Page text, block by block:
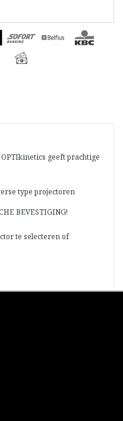
geeft prachtige
type projectoren
BEVESTIGING!
te selecteren of